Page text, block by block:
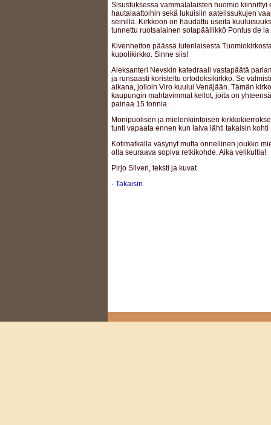
Sisustuksessa vammalalaisten huomio kiinnittyi
hautalaattoihin sekä lukuisiin aatelissukujen
seinillä. Kirkkoon on haudattu useita
tunnettu ruotsalainen sotapäällikkö Pontus de la
Kivenheiton päässä luterilaisesta
kupolikirkko. Sinne siis!
Aleksanteri Nevskin katedraali vastapäätä
ja runsaasti koristeltu ortodoksikirkko. Se
aikana, jolloin Viro kuului Venäjään. Tämän
kaupungin mahtavimmat kellot, joita on
painaa 15 tonnia.
Monipuolisen ja mielenkiintoisen
tunti vapaata ennen kun laiva lähti takaisin kohti
Kotimatkalla väsynyt mutta onnellinen joukko
olla seuraava sopiva retkikohde. Aika velikultia!
Pirjo Silveri, teksti ja kuvat
- Takaisin.